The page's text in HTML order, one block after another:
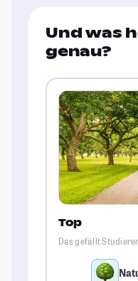
Und was
genau?
Top
Das gefällt